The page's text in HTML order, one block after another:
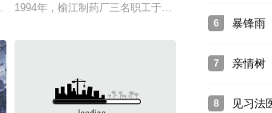
觉，击败了竞争对手，迅速成
可御万物，仙、妖、魔三族为之陷入血战... 百年后，雷
手冤家徒弟江瀚（袁梓铭 饰），侦破连环性虐案和离奇
1994年，榆江制药厂三名职工于台风夜残忍被害，嫌
6 暴锋雨
7 亲情树
8 见习法